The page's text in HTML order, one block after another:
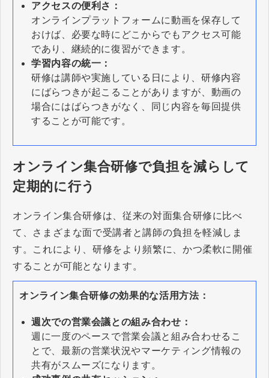
アクセスの便利さ：
オンラインプラットフォームに動画を保存して
おけば、必要な時にどこからでもアクセス可能
であり、継続的に復習ができます。
学習内容の統一：
研修は講師や実施している日により、研修内容
にばらつきが起こることがありますが、動画の
場合にはばらつきがなく、同じ内容を毎回提供
することが可能です。
オンライン集合研修で負担を減らして
定期的に行う
オンライン集合研修は、従来の対面集合研修に比べ
て、さまざまな面で受講者と講師の負担を軽減しま
す。これにより、研修をより頻繁に、かつ柔軟に開催
することが可能となります。
オンライン集合研修の効果的な活用方法：
週次での営業会議との組み合わせ：
週に一度のペースで営業会議と組み合わせるこ
とで、最新の営業状況やマーケティング情報の
共有がスムーズになります。